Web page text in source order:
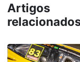
Artigos